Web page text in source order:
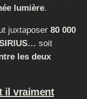
lumière.
juxtaposer 80 000
soit
les deux
il vraiment